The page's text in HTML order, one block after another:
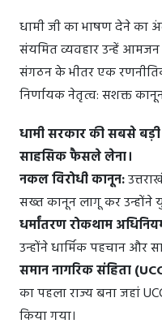
धामी जी का भाषण देने का
संयमित व्यवहार उन्हें
संगठन के भीतर एक
निर्णायक नेतृत्व: सशक्त
धामी सरकार की सबसे
साहसिक फैसले लेना।
नकल विरोधी कानून:
सख्त कानून लागू कर उन्होंने
धर्मांतरण रोकथाम
उन्होंने धार्मिक पहचान और
समान नागरिक संहिता
का पहला राज्य बना जहां
किया गया।